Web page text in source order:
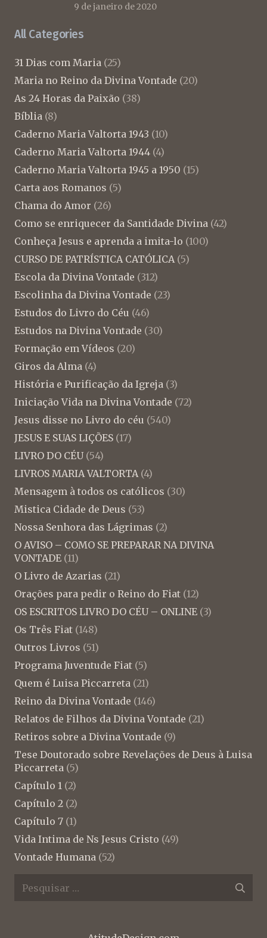
9 de janeiro de 2020
All Categories
31 Dias com Maria (25)
Maria no Reino da Divina Vontade (20)
As 24 Horas da Paixão (38)
Bíblia (8)
Caderno Maria Valtorta 1943 (10)
Caderno Maria Valtorta 1944 (4)
Caderno Maria Valtorta 1945 a 1950 (15)
Carta aos Romanos (5)
Chama do Amor (26)
Como se enriquecer da Santidade Divina (42)
Conheça Jesus e aprenda a imita-lo (100)
CURSO DE PATRÍSTICA CATÓLICA (5)
Escola da Divina Vontade (312)
Escolinha da Divina Vontade (23)
Estudos do Livro do Céu (46)
Estudos na Divina Vontade (30)
Formação em Vídeos (20)
Giros da Alma (4)
História e Purificação da Igreja (3)
Iniciação Vida na Divina Vontade (72)
Jesus disse no Livro do céu (540)
JESUS E SUAS LIÇÕES (17)
LIVRO DO CÉU (54)
LIVROS MARIA VALTORTA (4)
Mensagem à todos os católicos (30)
Mistica Cidade de Deus (53)
Nossa Senhora das Lágrimas (2)
O AVISO – COMO SE PREPARAR NA DIVINA
VONTADE (11)
O Livro de Azarias (21)
Orações para pedir o Reino do Fiat (12)
OS ESCRITOS LIVRO DO CÉU – ONLINE (3)
Os Três Fiat (148)
Outros Livros (51)
Programa Juventude Fiat (5)
Quem é Luisa Piccarreta (21)
Reino da Divina Vontade (146)
Relatos de Filhos da Divina Vontade (21)
Retiros sobre a Divina Vontade (9)
Tese Doutorado sobre Revelações de Deus à Luisa
Piccarreta (5)
Capítulo 1 (2)
Capítulo 2 (2)
Capítulo 7 (1)
Vida Intima de Ns Jesus Cristo (49)
Vontade Humana (52)
Pesquisar